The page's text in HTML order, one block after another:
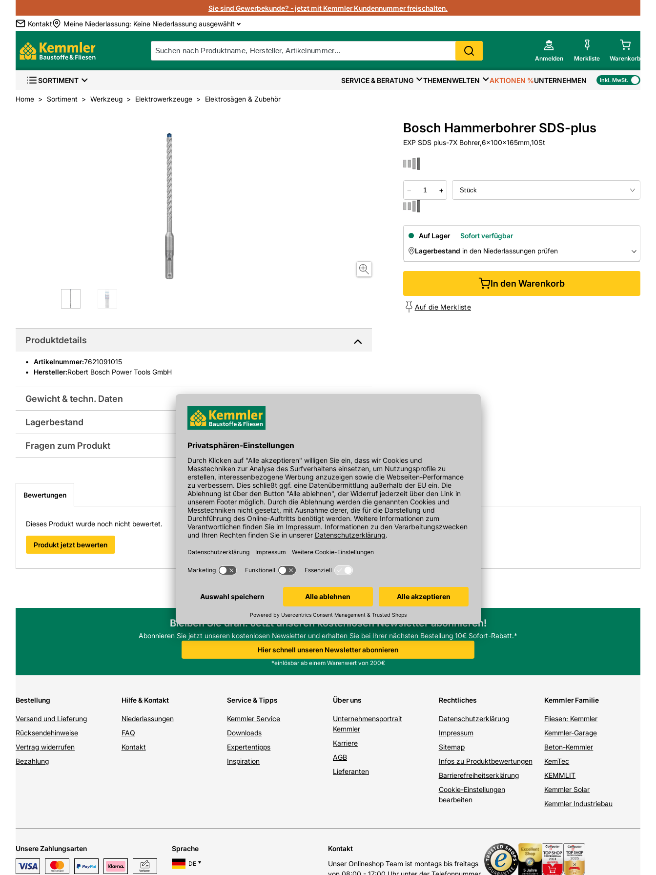
Sie sind Gewerbekunde? - jetzt mit Kemmler Kundennummer freischalten.
Kontakt
Meine Niederlassung: Keine Niederlassung ausgewählt
Anmelden Merkliste Warenkorb
Mein Warenkorb
Zur Kasse
SORTIMENT SERVICE & BERATUNG THEMENWELTEN AKTIONEN %UNTERNEHMEN Inkl. MwSt.
Home Sortiment Werkzeug Elektrowerkzeuge Elektrosägen & Zubehör
Bosch Hammerbohrer SDS-plus
EXP SDS plus-7X Bohrer,6x100x165mm,10St
− +
Auf Lager
Sofort verfügbar
Lagerbestand in den Niederlassungen prüfen
NIEDERLASSUNGEN
In den Warenkorb
Auf die Merkliste
Produktdetails
Artikelnummer:7621091015
Hersteller:Robert Bosch Power Tools GmbH
Gewicht & techn. Daten
Hersteller-Art.-Nr.: 2608900160 EAN: 4059952532332
Lagerbestand
Fragen zum Produkt
Sie haben Fragen zu diesem Produkt? Nutzen Sie den folgenden Link um direkt zum Kontaktformular
weitergeleitet zu werden. Wir werden Ihre Anfrage schnellstmöglich bearbeiten.
> Fragen zum Produkt
Bewertungen
Dieses Produkt wurde noch nicht bewertet.
Produkt jetzt bewerten
Bleiben Sie dran. Jetzt unseren kostenlosen Newsletter abonnieren!
Abonnieren Sie jetzt unseren kostenlosen Newsletter und erhalten Sie bei Ihrer nächsten Bestellung 10€ Sofort-Rabatt.*
Hier schnell unseren Newsletter abonnieren
*einlösbar ab einem Warenwert von 200€
Bestellung
Versand und Lieferung
Rücksendehinweise
Vertrag widerrufen
Bezahlung
Hilfe & Kontakt
Niederlassungen
FAQ
Kontakt
Service & Tipps
Kemmler Service
Downloads
Expertentipps
Inspiration
Über uns
Unternehmensportrait
Kemmler
Karriere
AGB
Lieferanten
Rechtliches
Datenschutzerklärung
Impressum
Sitemap
Infos zu Produktbewertungen
Barrierefreiheitserklärung
Cookie-Einstellungen
bearbeiten
Kemmler Familie
Fliesen: Kemmler
Kemmler-Garage
Beton-Kemmler
KemTec
KEMMLIT
Kemmler Solar
Kemmler Industriebau
Unsere Zahlungsarten Sprache
DE
Kontakt
Unser Onlineshop Team ist montags bis freitags